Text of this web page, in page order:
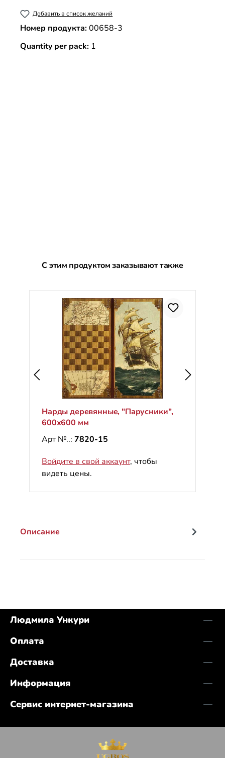
Добавить в список желаний
Номер продукта:00658-3
Quantity per pack: 1
Пропустить галерею продуктов
С этим продуктом заказывают также
Нарды деревянные, "Парусники",
600х600 мм
Арт №..: 7820-15
Войдите в свой аккаунт, чтобы
видеть цены.
Описание
Людмила Ункури
Оплата
Доставка
Информация
Сервис интернет-магазина